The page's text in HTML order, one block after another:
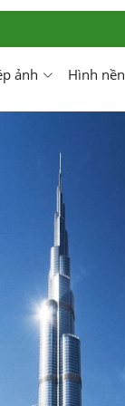
ảnh Hình nền